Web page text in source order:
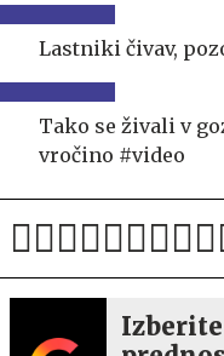
Lastniki čivav,
Tako se živali v
vročino #video